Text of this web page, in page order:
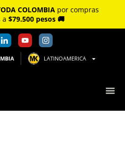
COLOMBIA por compras
a $79.500 pesos 🚚
LATINOAMERICA